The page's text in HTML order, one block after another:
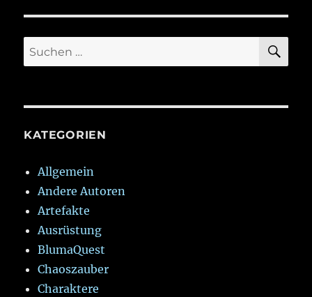
Suchen
nach:
KATEGORIEN
Allgemein
Andere Autoren
Artefakte
Ausrüstung
BlumaQuest
Chaoszauber
Charaktere